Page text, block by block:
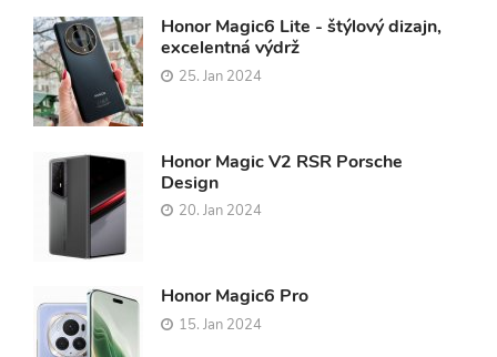
Honor Magic6 Lite - štýlový dizajn,
excelentná výdrž
25. Jan 2024
Honor Magic V2 RSR Porsche
Design
20. Jan 2024
Honor Magic6 Pro
15. Jan 2024